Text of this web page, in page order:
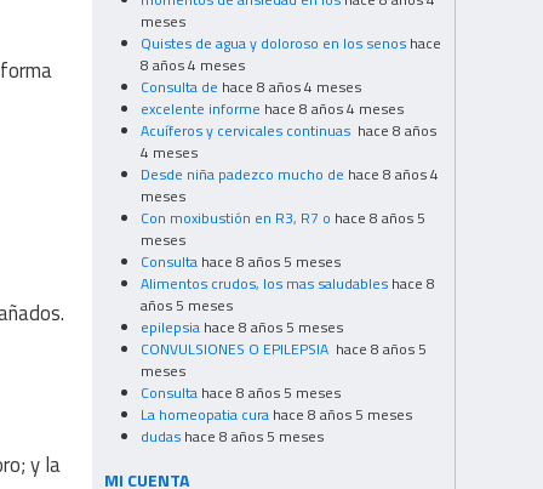
y la
meses
Quistes de agua y doloroso en los senos hace
8 años 4 meses
Consulta de hace 8 años 4 meses
excelente informe hace 8 años 4 meses
Acuíferos y cervicales continuas hace 8 años
4 meses
Desde niña padezco mucho de hace 8 años 4
meses
Con moxibustión en R3, R7 o hace 8 años 5
meses
Consulta hace 8 años 5 meses
Alimentos crudos, los mas saludables hace 8
años 5 meses
epilepsia hace 8 años 5 meses
CONVULSIONES O EPILEPSIA hace 8 años 5
meses
Consulta hace 8 años 5 meses
La homeopatia cura hace 8 años 5 meses
dudas hace 8 años 5 meses
MI CUENTA